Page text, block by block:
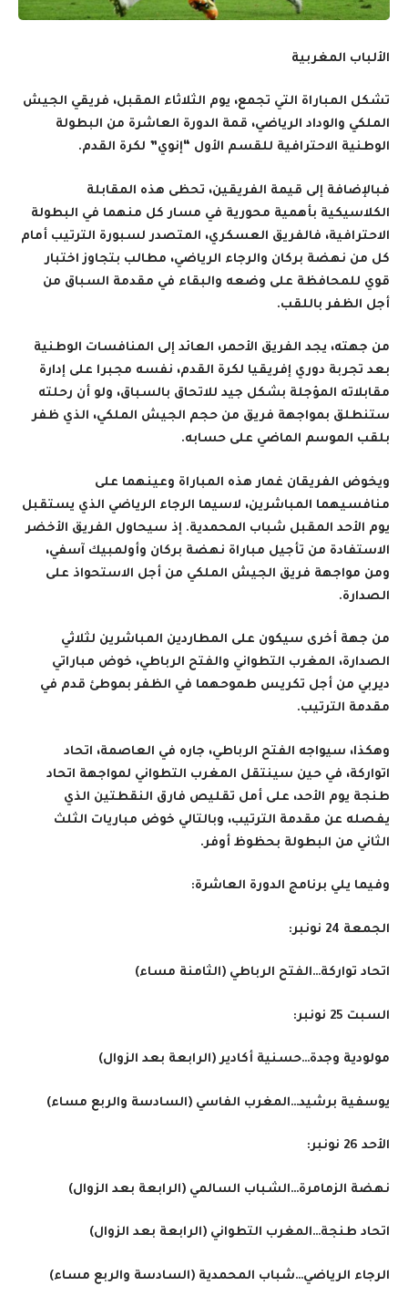
الألباب المغربية
تشكل المباراة التي تجمع، يوم الثلاثاء المقبل، فريقي الجيش
الملكي والوداد الرياضي، قمة الدورة العاشرة من البطولة
الوطنية الاحترافية للقسم الأول “إنوي” لكرة القدم.
فبالإضافة إلى قيمة الفريقين، تحظى هذه المقابلة
الكلاسيكية بأهمية محورية في مسار كل منهما في البطولة
الاحترافية، فالفريق العسكري، المتصدر لسبورة الترتيب أمام
كل من نهضة بركان والرجاء الرياضي، مطالب بتجاوز اختبار
قوي للمحافظة على وضعه والبقاء في مقدمة السباق من
أجل الظفر باللقب.
من جهته، يجد الفريق الأحمر، العائد إلى المنافسات الوطنية
بعد تجربة دوري إفريقيا لكرة القدم، نفسه مجبرا على إدارة
مقابلاته المؤجلة بشكل جيد للاتحاق بالسباق، ولو أن رحلته
ستنطلق بمواجهة فريق من حجم الجيش الملكي، الذي ظفر
بلقب الموسم الماضي على حسابه.
ويخوض الفريقان غمار هذه المباراة وعينهما على
منافسيهما المباشرين، لاسيما الرجاء الرياضي الذي يستقبل
يوم الأحد المقبل شباب المحمدية. إذ سيحاول الفريق الأخضر
الاستفادة من تأجيل مباراة نهضة بركان وأولمبيك آسفي،
ومن مواجهة فريق الجيش الملكي من أجل الاستحواذ على
الصدارة.
من جهة أخرى سيكون على المطاردين المباشرين لثلاثي
الصدارة، المغرب التطواني والفتح الرباطي، خوض مباراتي
ديربي من أجل تكريس طموحهما في الظفر بموطئ قدم في
مقدمة الترتيب.
وهكذا، سيواجه الفتح الرباطي، جاره في العاصمة، اتحاد
اتواركة، في حين سينتقل المغرب التطواني لمواجهة اتحاد
طنجة يوم الأحد، على أمل تقليص فارق النقطتين الذي
يفصله عن مقدمة الترتيب، وبالتالي خوض مباريات الثلث
الثاني من البطولة بحظوظ أوفر .
وفيما يلي برنامج الدورة العاشرة:
الجمعة 24 نونبر :
اتحاد تواركة…الفتح الرباطي (الثامنة مساء)
السبت 25 نونبر :
مولودية وجدة…حسنية أكادير (الرابعة بعد الزوال)
يوسفية برشيد…المغرب الفاسي (السادسة والربع مساء)
الأحد 26 نونبر :
نهضة الزمامرة…الشباب السالمي (الرابعة بعد الزوال)
اتحاد طنجة…المغرب التطواني (الرابعة بعد الزوال)
الرجاء الرياضي…شباب المحمدية (السادسة والربع مساء)